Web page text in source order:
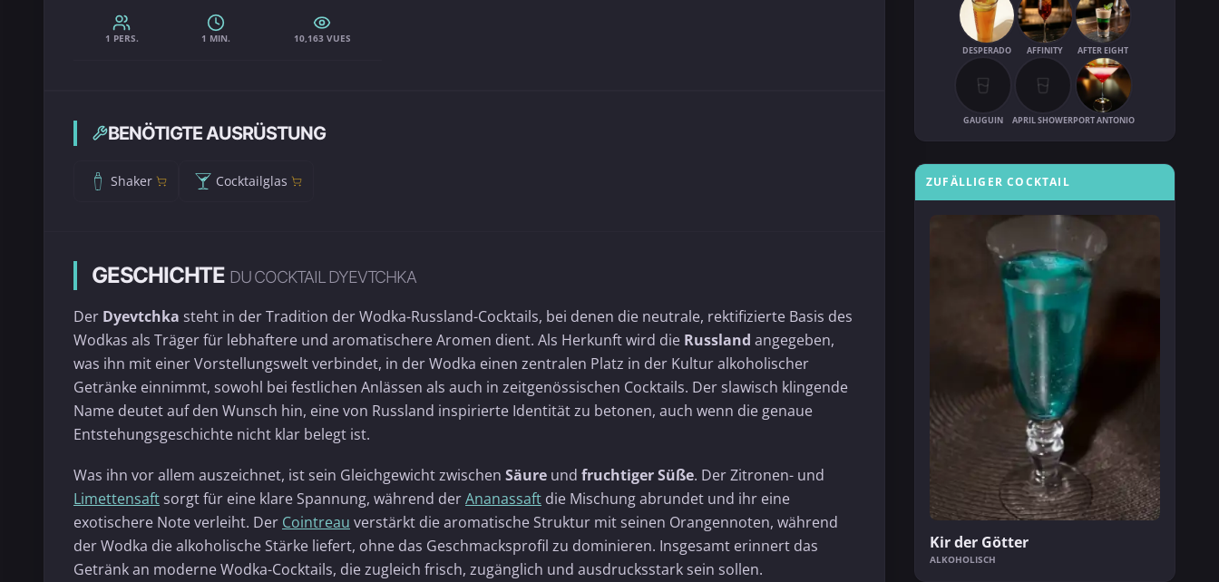
1 PERS. 1 MIN. 10,163 VUES
BENÖTIGTE AUSRÜSTUNG
Shaker Cocktailglas
GESCHICHTE DU COCKTAIL DYEVTCHKA
Der Dyevtchka steht in der Tradition der Wodka-Russland-Cocktails, bei denen die neutrale, rektifizierte Basis des
Wodkas als Träger für lebhaftere und aromatischere Aromen dient. Als Herkunft wird die Russland angegeben,
was ihn mit einer Vorstellungswelt verbindet, in der Wodka einen zentralen Platz in der Kultur alkoholischer
Getränke einnimmt, sowohl bei festlichen Anlässen als auch in zeitgenössischen Cocktails. Der slawisch klingende
Name deutet auf den Wunsch hin, eine von Russland inspirierte Identität zu betonen, auch wenn die genaue
Entstehungsgeschichte nicht klar belegt ist.
Was ihn vor allem auszeichnet, ist sein Gleichgewicht zwischen Säure und fruchtiger Süße. Der Zitronen- und
Limettensaft sorgt für eine klare Spannung, während derAnanassaft die Mischung abrundet und ihr eine
exotischere Note verleiht. Der Cointreau verstärkt die aromatische Struktur mit seinen Orangennoten, während
der Wodka die alkoholische Stärke liefert, ohne das Geschmacksprofil zu dominieren. Insgesamt erinnert das
Getränk an moderne Wodka-Cocktails, die zugleich frisch, zugänglich und ausdrucksstark sein sollen.
DESPERADO AFFINITY AFTER EIGHT
GAUGUIN APRIL SHOWERPORT ANTONIO
ZUFÄLLIGER COCKTAIL
Kir der Götter
ALKOHOLISCH